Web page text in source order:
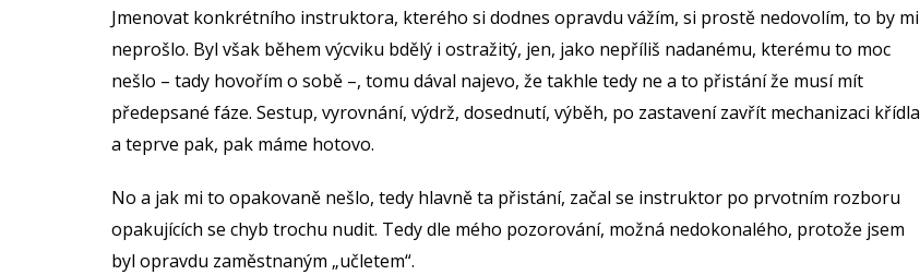
Jmenovat konkrétního instruktora, kterého si dodnes opravdu vážím, si prostě nedovolím, to by mi
neprošlo. Byl však během výcviku bdělý i ostražitý, jen, jako nepříliš nadanému, kterému to moc
nešlo – tady hovořím o sobě –, tomu dával najevo, že takhle tedy ne a to přistání že musí mít
předepsané fáze. Sestup, vyrovnání, výdrž, dosednutí, výběh, po zastavení zavřít mechanizaci křídla
a teprve pak, pak máme hotovo.
No a jak mi to opakovaně nešlo, tedy hlavně ta přistání, začal se instruktor po prvotním rozboru
opakujících se chyb trochu nudit. Tedy dle mého pozorování, možná nedokonalého, protože jsem
byl opravdu zaměstnaným „učletem“.